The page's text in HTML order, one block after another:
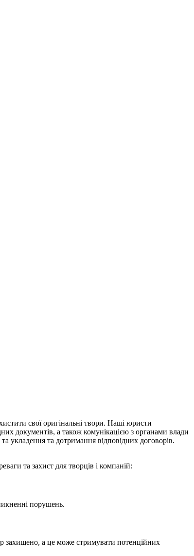
свої оригінальні твори. Наші юристи
документів, а також комунікацією з органами влади
укладення та дотримання відповідних договорів.
та захист для творців і компаній:
порушень.
захищено, а це може стримувати потенційних